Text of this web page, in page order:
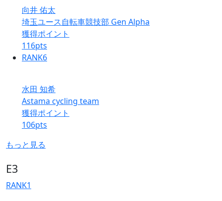
向井 佑太
埼玉ユース自転車競技部 Gen Alpha
獲得ポイント
116pts
RANK6
水田 知希
Astama cycling team
獲得ポイント
106pts
もっと見る
E3
RANK1